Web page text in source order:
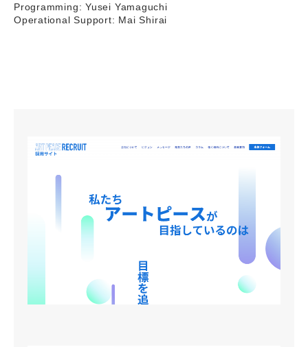
Programming: Yusei Yamaguchi
Operational Support: Mai Shirai